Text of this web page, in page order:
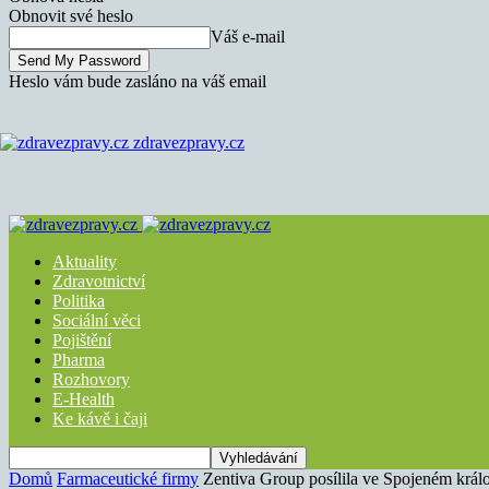
Obnovit své heslo
Váš e-mail
Heslo vám bude zasláno na váš email
zdravezpravy.cz
Aktuality
Zdravotnictví
Politika
Sociální věci
Pojištění
Pharma
Rozhovory
E-Health
Ke kávě i čaji
Domů Farmaceutické firmy Zentiva Group posílila ve Spojeném